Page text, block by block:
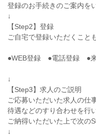
登録のお手続きのご案内を
↓
【Step2】登録
ご自宅で登録いただくこと
●WEB登録 ●電話登録 ●
↓
【Step3】求人のご説明
ご応募いただいた求人の仕
待遇などのすり合わせを行い
ご納得いただいた上で次の
↓